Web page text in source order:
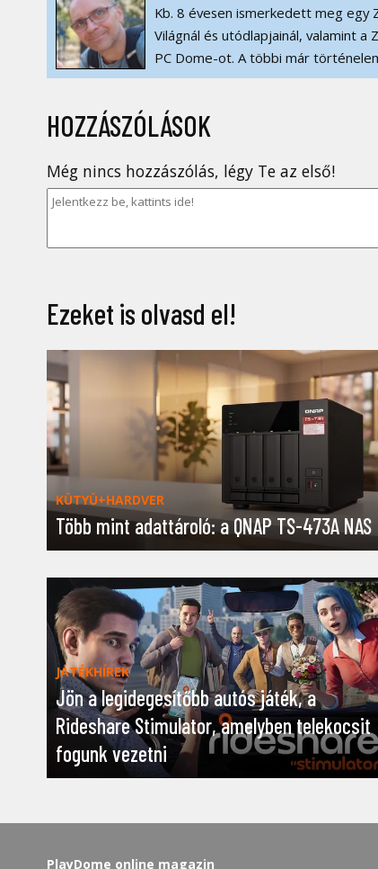
Kb. 8 évesen ismerkedett meg
Világnál és utódlapjainál, valamint
PC Dome-ot. A többi már
HOZZÁSZÓLÁSOK
Még nincs hozzászólás, légy Te az első!
Ezeket is olvasd el!
KÜTYÜ+HARDVER
Több mint adattároló: a QNAP TS-473A NAS
JÁTÉKHÍREK
Jön a legidegesítőbb autós játék, a
Rideshare Stimulator, amelyben telekocsit
fogunk vezetni
PlayDome online magazin